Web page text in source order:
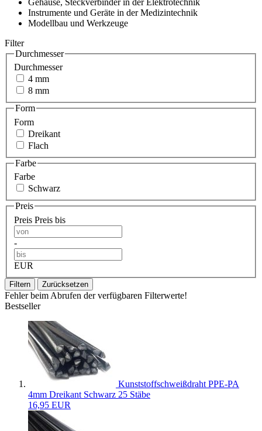
Instrumente und Geräte in der Medizintechnik
Modellbau und Werkzeuge
Filter
Durchmesser
Durchmesser
4 mm
8 mm
Form
Form
Dreikant
Flach
Farbe
Farbe
Schwarz
Preis
Preis Preis bis
-
EUR
Filtern Zurücksetzen
Fehler beim Abrufen der verfügbaren Filterwerte!
Bestseller
Kunststoffschweißdraht PPE-PA
4mm Dreikant Schwarz 25 Stäbe
16,95 EUR